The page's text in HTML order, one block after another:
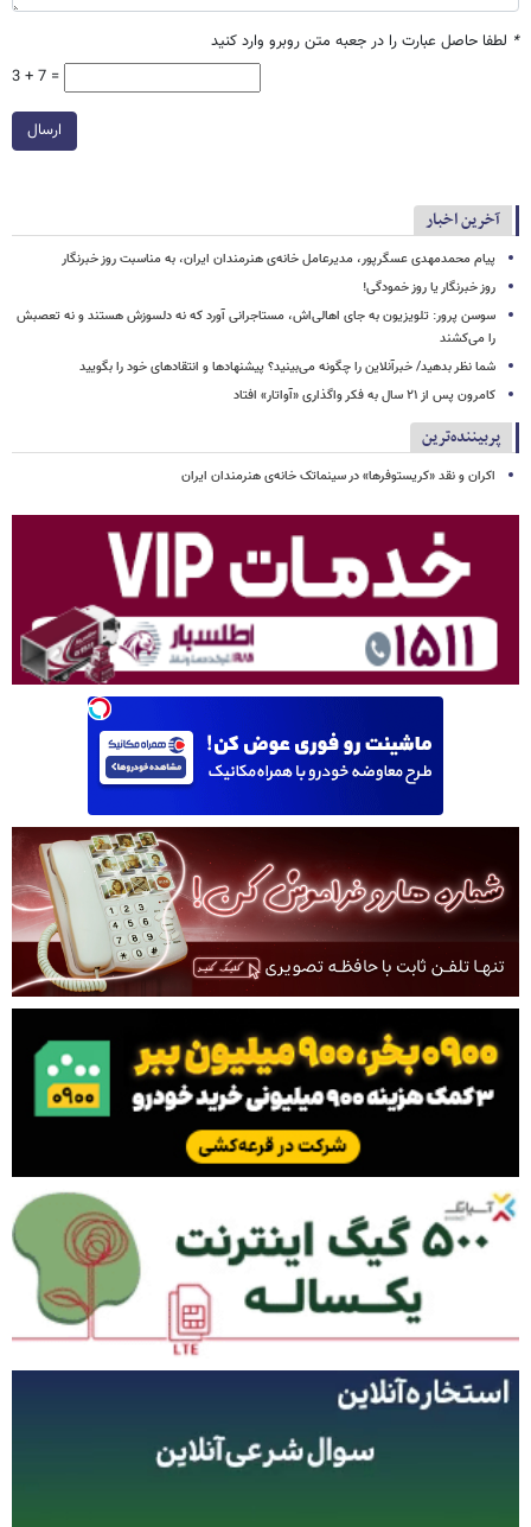
* لطفا حاصل عبارت را در جعبه متن روبرو وارد کنید
3 + 7 =
ارسال
آخرین اخبار
پیام محمدمهدی عسگرپور، مدیرعامل خانه‌ی هنرمندان ایران، به مناسبت روز خبرنگار
روز خبرنگار یا روز خمودگی!
سوسن پرور: تلویزیون به جای اهالی‌اش، مستاجرانی آورد که نه دلسوزش هستند و نه تعصبش
را می‌کشند
شما نظر بدهید/ خبرآنلاین را چگونه می‌بینید؟ پیشنهادها و انتقادهای خود را بگویید
کامرون پس از ۲۱ سال به فکر واگذاری «آواتار» افتاد
پربیننده‌ترین
اکران و نقد «کریستوفرها» در سینماتک خانه‌ی هنرمندان ایران